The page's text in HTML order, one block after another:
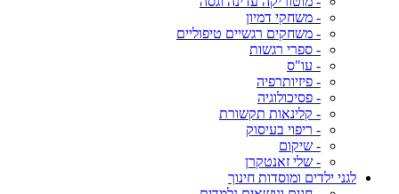
- משחקי דמיון
- משחקים רגשיים טיפוליים
- ספרי רגשות
- עו"ס
- פיזיותרפיה
- פסיכולוגיה
- קלינאות תקשורת
- ריפוי בעיסוק
- שיקום
- שלי זאנטקרן
לגני ילדים ומוסדות חינוך